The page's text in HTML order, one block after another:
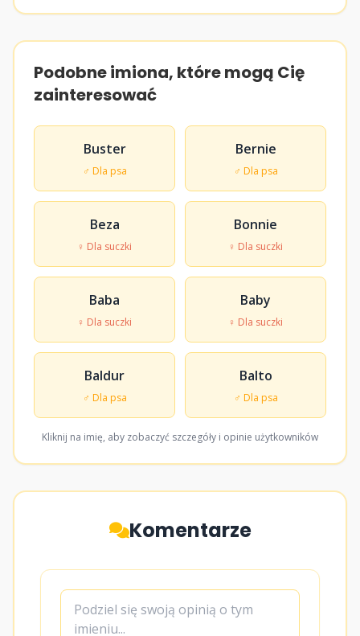
Podobne imiona, które mogą Cię
zainteresować
Buster
♂ Dla psa
Bernie
♂ Dla psa
Beza
♀ Dla suczki
Bonnie
♀ Dla suczki
Baba
♀ Dla suczki
Baby
♀ Dla suczki
Baldur
♂ Dla psa
Balto
♂ Dla psa
Kliknij na imię, aby zobaczyć szczegóły i opinie użytkowników
Komentarze